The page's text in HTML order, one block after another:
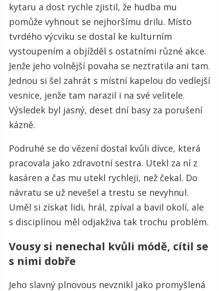
kytaru a dost rychle zjistil, že hudba mu
pomůže vyhnout se nejhoršímu drilu. Místo
tvrdého výcviku se dostal ke kulturním
vystoupením a objížděl s ostatními různé akce.
Jenže jeho volnější povaha se neztratila ani tam.
Jednou si šel zahrát s místní kapelou do vedlejší
vesnice, jenže tam narazil i na své velitele.
Výsledek byl jasný, deset dní basy za porušení
kázně.
Podruhé se do vězení dostal kvůli dívce, která
pracovala jako zdravotní sestra. Utekl za ní z
kasáren a čas mu utekl rychleji, než čekal. Do
návratu se už nevešel a trestu se nevyhnul.
Uměl si získat lidi, hrál, zpíval a bavil okolí, ale
s disciplínou měl odjakživa tak trochu problém.
Vousy si nenechal kvůli módě, cítil se
s nimi dobře
Jeho slavný plnovous nevznikl jako promyšlená